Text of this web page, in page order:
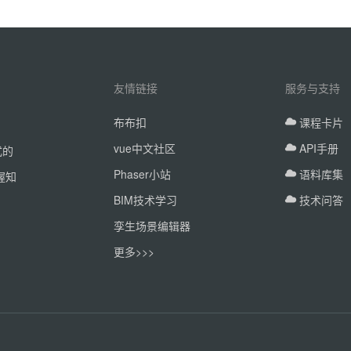
知
友情链接
布布扣
vue中文社区
Phaser小站
BIM技术学习
孪生场景编辑器
更多>>>
服务与支持
课程卡片
API手册
语料库集
技术问答